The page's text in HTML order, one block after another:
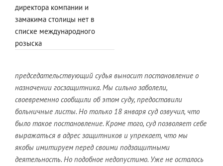
директора компании и
замакима столицы нет в
списке международного
розыска
председательствующий судья выносит постановление о
назначении госзащитника. Мы сильно заболели,
своевременно сообщили об этом суду, предоставили
больничные листы. Но только 18 января суд озвучил, что
было такое постановление. Кроме того, суд позволяет себе
выражаться в адрес защитников и упрекает, что мы
якобы имитируем перед своими подзащитными
деятельность. Но подобное недопустимо. Уже не осталось